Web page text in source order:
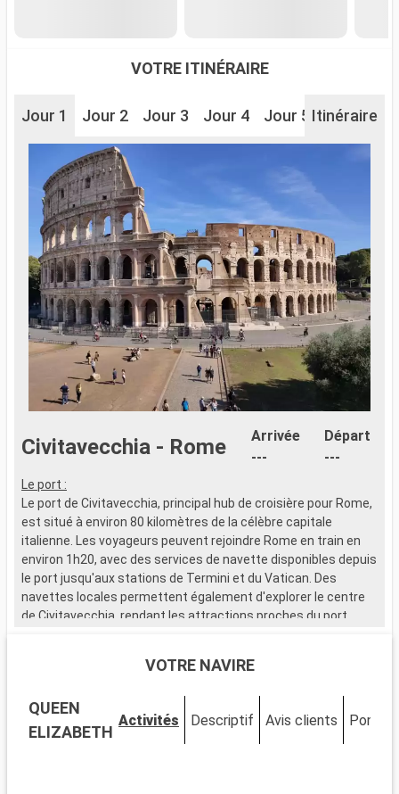
VOTRE ITINÉRAIRE
Jour 1 Jour 2 Jour 3 Jour 4 Jour 5 Jour 6
Itinéraire
Civitavecchia - Rome
Arrivée
---
Départ
---
Le port :
Le port de Civitavecchia, principal hub de croisière pour Rome,
est situé à environ 80 kilomètres de la célèbre capitale
italienne. Les voyageurs peuvent rejoindre Rome en train en
environ 1h20, avec des services de navette disponibles depuis
le port jusqu'aux stations de Termini et du Vatican. Des
navettes locales permettent également d'explorer le centre
de Civitavecchia, rendant les attractions proches du port
Civitavecchia, une ville portuaire chargée d'histoire, abrite
plusieurs sites d'intérêt près du port. Découvrez la Forteresse
Michelangelo, un bastion de la Renaissance offrant de
VOTRE NAVIRE
QUEEN
ELIZABETH
Activités Descriptif Avis clients Ponts